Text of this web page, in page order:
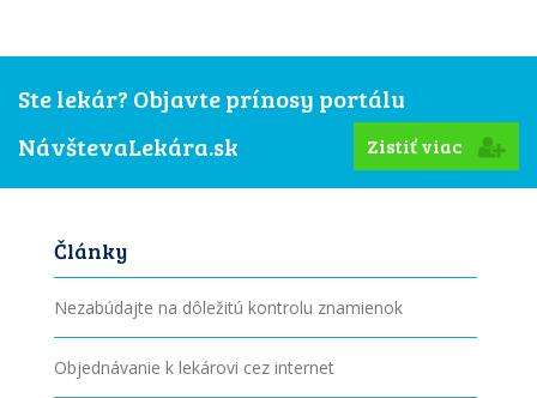
Ste lekár? Objavte prínosy portálu
NávštevaLekára.sk
Zistiť viac
Články
Nezabúdajte na dôležitú kontrolu znamienok
Objednávanie k lekárovi cez internet